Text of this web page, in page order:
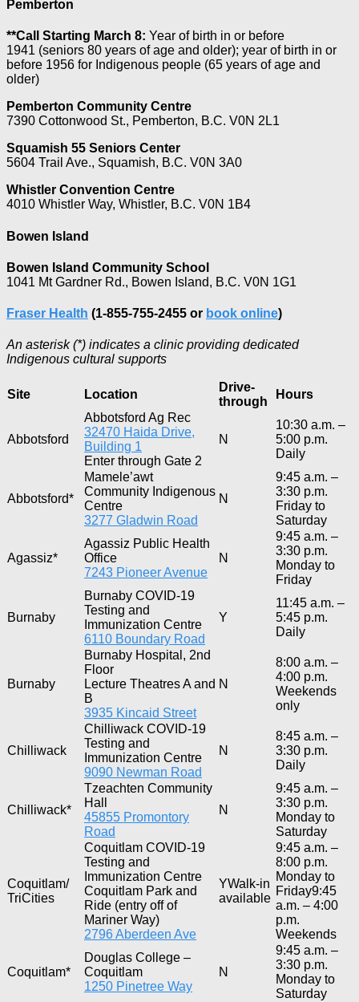
Pemberton
**Call Starting March 8: Year of birth in or before
1941 (seniors 80 years of age and older); year of birth in or
before 1956 for Indigenous people (65 years of age and
older)
Pemberton Community Centre
7390 Cottonwood St., Pemberton, B.C. V0N 2L1
Squamish 55 Seniors Center
5604 Trail Ave., Squamish, B.C. V0N 3A0
Whistler Convention Centre
4010 Whistler Way, Whistler, B.C. V0N 1B4
Bowen Island
Bowen Island Community School
1041 Mt Gardner Rd., Bowen Island, B.C. V0N 1G1
Fraser Health (1-855-755-2455 or book online)
An asterisk (*) indicates a clinic providing dedicated
Indigenous cultural supports
Site Location
Drive-
through
Hours
Abbotsford
Abbotsford Ag Rec
32470 Haida Drive,
Building 1
Enter through Gate 2
N
10:30 a.m. –
5:00 p.m.
Daily
Abbotsford*
Mamele’awt
Community Indigenous
Centre
3277 Gladwin Road
N
9:45 a.m. –
3:30 p.m.
Friday to
Saturday
Agassiz*
Agassiz Public Health
Office
7243 Pioneer Avenue
N
9:45 a.m. –
3:30 p.m.
Monday to
Friday
Burnaby
Burnaby COVID-19
Testing and
Immunization Centre
6110 Boundary Road
Y
11:45 a.m. –
5:45 p.m.
Daily
Burnaby
Burnaby Hospital, 2nd
Floor
Lecture Theatres A and
B
3935 Kincaid Street
N
8:00 a.m. –
4:00 p.m.
Weekends
only
Chilliwack
Chilliwack COVID-19
Testing and
Immunization Centre
9090 Newman Road
N
8:45 a.m. –
3:30 p.m.
Daily
Chilliwack*
Tzeachten Community
Hall
45855 Promontory
Road
N
9:45 a.m. –
3:30 p.m.
Monday to
Saturday
Coquitlam/
TriCities
Coquitlam COVID-19
Testing and
Immunization Centre
Coquitlam Park and
Ride (entry off of
Mariner Way)
2796 Aberdeen Ave
YWalk-in
available
9:45 a.m. –
8:00 p.m.
Monday to
Friday9:45
a.m. – 4:00
p.m.
Weekends
Coquitlam*
Douglas College –
Coquitlam
1250 Pinetree Way
N
9:45 a.m. –
3:30 p.m.
Monday to
Saturday